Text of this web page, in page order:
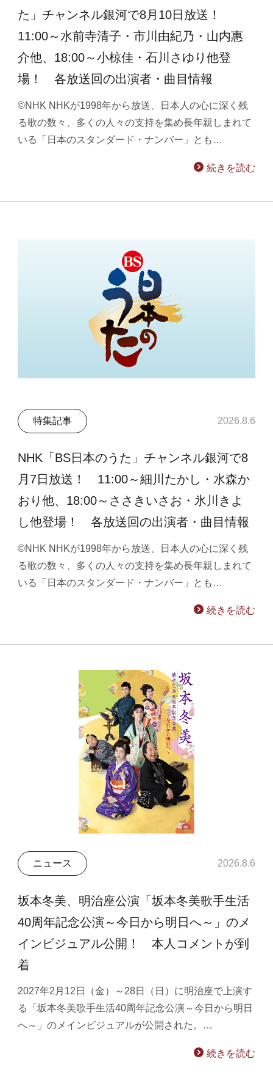
た」チャンネル銀河で8月10日放送！
11:00～水前寺清子・市川由紀乃・山内惠
介他、18:00～小椋佳・石川さゆり他登
場！ 各放送回の出演者・曲目情報
©NHK NHKが1998年から放送、日本人の心に深く残
る歌の数々、多くの人々の支持を集め長年親しまれて
いる「日本のスタンダード・ナンバー」とも…
続きを読む
特集記事 2026.8.6
NHK「BS日本のうた」チャンネル銀河で8
月7日放送！ 11:00～細川たかし・水森か
おり他、18:00～ささきいさお・氷川きよ
し他登場！ 各放送回の出演者・曲目情報
©NHK NHKが1998年から放送、日本人の心に深く残
る歌の数々、多くの人々の支持を集め長年親しまれて
いる「日本のスタンダード・ナンバー」とも…
続きを読む
ニュース 2026.8.6
坂本冬美、明治座公演「坂本冬美歌手生活
40周年記念公演～今日から明日へ～」のメ
インビジュアル公開！ 本人コメントが到
着
2027年2月12日（金）～28日（日）に明治座で上演す
る「坂本冬美歌手生活40周年記念公演～今日から明日
へ～」のメインビジュアルが公開された。…
続きを読む